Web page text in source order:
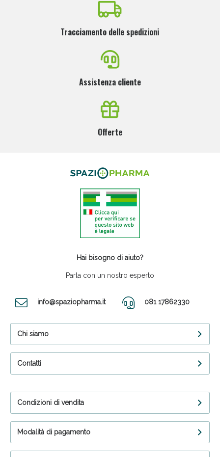
Tracciamento delle spedizioni
Assistenza cliente
Offerte
Hai bisogno di aiuto?
Parla con un nostro esperto
info@spaziopharma.it 081 17862330
Chi siamo
Contatti
Condizioni di vendita
Modalità di pagamento